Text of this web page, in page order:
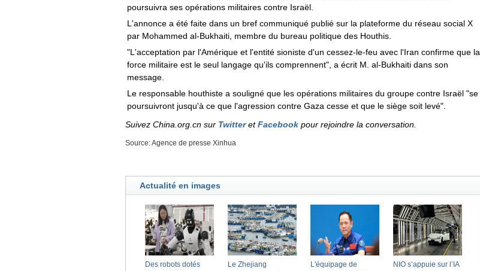
poursuivra ses opérations militaires contre Israël.
L'annonce a été faite dans un bref communiqué publié sur la plateforme du réseau social X
par Mohammed al-Bukhaiti, membre du bureau politique des Houthis.
"L'acceptation par l'Amérique et l'entité sioniste d'un cessez-le-feu avec l'Iran confirme que la
force militaire est le seul langage qu'ils comprennent", a écrit M. al-Bukhaiti dans son
message.
Le responsable houthiste a souligné que les opérations militaires du groupe contre Israël "se
poursuivront jusqu'à ce que l'agression contre Gaza cesse et que le siège soit levé".
Suivez China.org.cn sur Twitter etFacebook pour rejoindre la conversation.
Source: Agence de presse Xinhua